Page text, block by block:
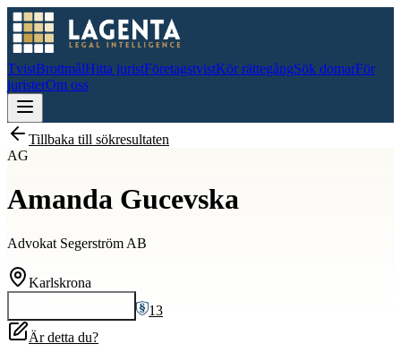
TvistBrottmålHitta juristFöretagstvistKör rättegångSök domarFör
juristerOm oss
Tillbaka till sökresultaten
AG
Amanda Gucevska
Advokat Segerström AB
Karlskrona
13
Är detta du?